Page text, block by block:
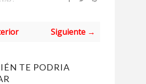
Siguiente →
TE PODRIA